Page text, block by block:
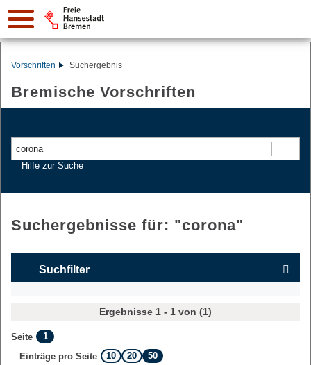
Vorschriften Suchergebnis
Bremische Vorschriften
Hilfe zur Suche
Suchergebnisse für: "corona"
Suchfilter
Ergebnisse 1 - 1 von (1)
Seite
1
Einträge pro Seite
10 20 50